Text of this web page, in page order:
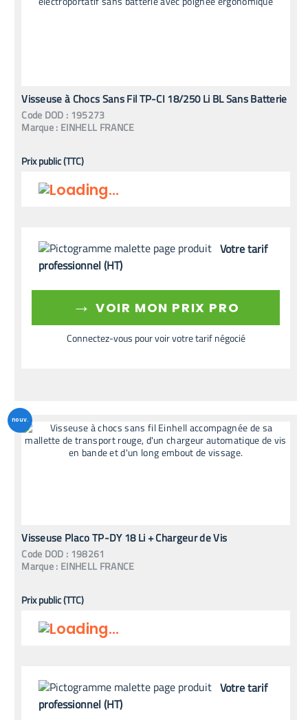
Visseuse à Chocs Sans Fil TP-CI 18/250 Li BL Sans Batterie
Code DOD : 195273
Marque : EINHELL FRANCE
Prix public (TTC)
Votre tarif
professionnel (HT)
→ VOIR MON PRIX PRO
Connectez-vous pour voir votre tarif négocié
nouv.
Visseuse Placo TP-DY 18 Li + Chargeur de Vis
Code DOD : 198261
Marque : EINHELL FRANCE
Prix public (TTC)
Votre tarif
professionnel (HT)